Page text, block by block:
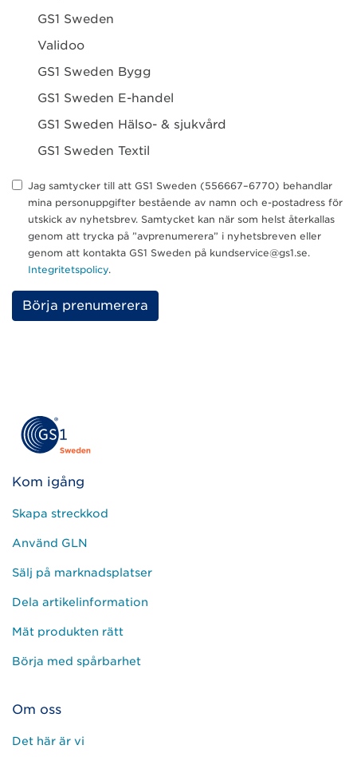
GS1 Sweden
Validoo
GS1 Sweden Bygg
GS1 Sweden E-handel
GS1 Sweden Hälso- & sjukvård
GS1 Sweden Textil
Jag samtycker till att GS1 Sweden (556667–6770) behandlar
mina personuppgifter bestående av namn och e-postadress för
utskick av nyhetsbrev. Samtycket kan när som helst återkallas
genom att trycka på ”avprenumerera” i nyhetsbreven eller
genom att kontakta GS1 Sweden på kundservice@gs1.se.
Integritetspolicy.
Kom igång
Skapa streckkod
Använd GLN
Sälj på marknadsplatser
Dela artikelinformation
Mät produkten rätt
Börja med spårbarhet
Om oss
Det här är vi